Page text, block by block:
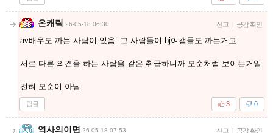
온캐릭 26-05-18 06:30 신고 | 공감 확인
av배우도 까는 사람이 있음. 그 사람들이 bj여캠들도 까는거고.
서로 다른 의견을 하는 사람을 같은 취급하니까 모순처럼 보이는거임.
전혀 모순이 아님
답글 0
3
역사의이면 26-05-18 07:53 신고 | 공감 확인